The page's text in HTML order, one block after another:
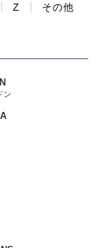
Z その他
ン